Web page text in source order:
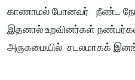
காணாமல் போனவர் நீண்ட
இதனால் உறவினர்கள் நண்பர்கள்
அருகமையில் சடலமாகக்